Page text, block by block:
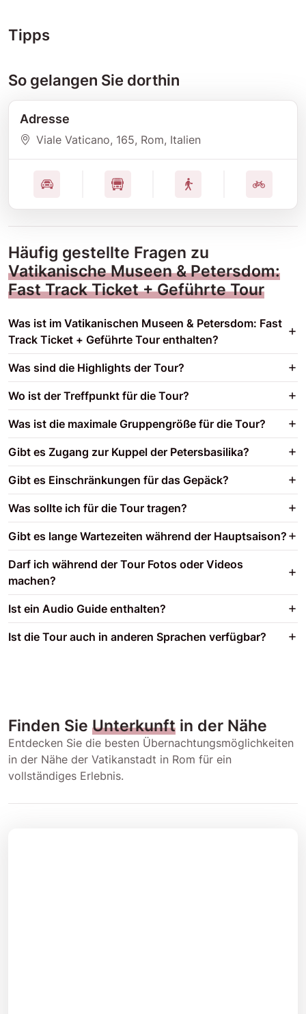
Tipps
So gelangen Sie dorthin
Adresse
Viale Vaticano, 165, Rom, Italien
Häufig gestellte Fragen zu
Vatikanische Museen & Petersdom:
Fast Track Ticket + Geführte Tour
Was ist im Vatikanischen Museen & Petersdom: Fast
Track Ticket + Geführte Tour enthalten?
Was sind die Highlights der Tour?
Wo ist der Treffpunkt für die Tour?
Was ist die maximale Gruppengröße für die Tour?
Gibt es Zugang zur Kuppel der Petersbasilika?
Gibt es Einschränkungen für das Gepäck?
Was sollte ich für die Tour tragen?
Gibt es lange Wartezeiten während der Hauptsaison?
Darf ich während der Tour Fotos oder Videos
machen?
Ist ein Audio Guide enthalten?
Ist die Tour auch in anderen Sprachen verfügbar?
Finden Sie Unterkunft in der Nähe
Entdecken Sie die besten Übernachtungsmöglichkeiten
in der Nähe der Vatikanstadt in Rom für ein
vollständiges Erlebnis.